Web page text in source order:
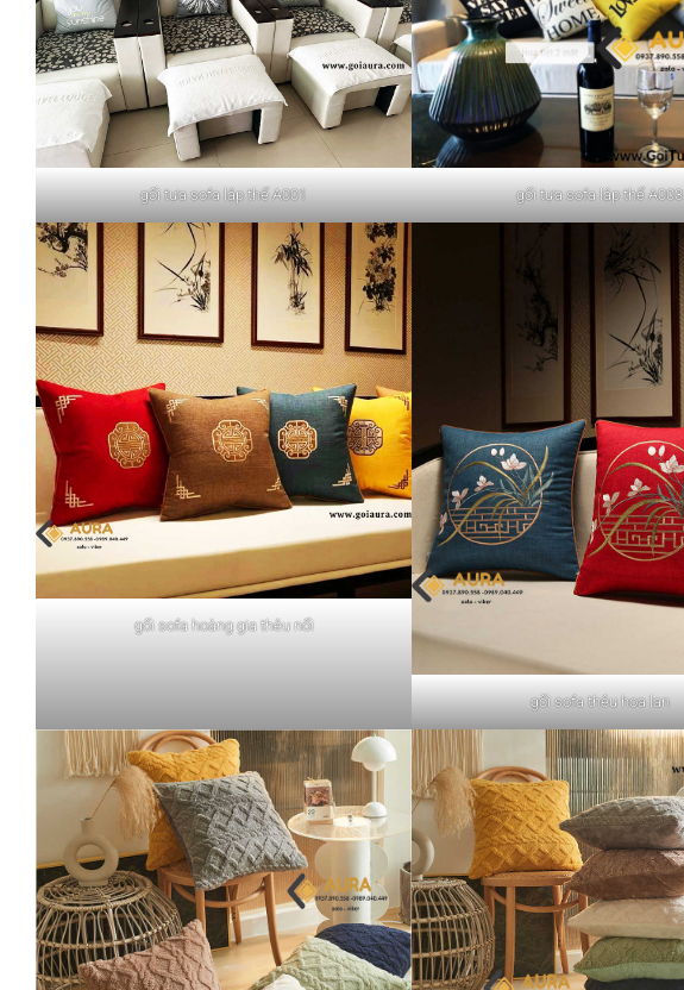
gối tựa sofa lập thể A001 gối tựa sofa lập thể A003
gối sofa hoàng gia thêu nổi
gối sofa thêu hoa lan